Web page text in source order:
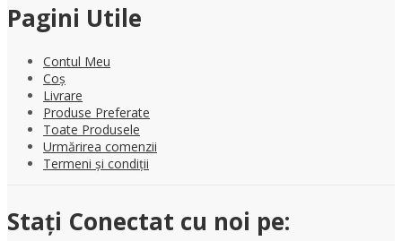
Pagini Utile
Contul Meu
Coș
Livrare
Produse Preferate
Toate Produsele
Urmărirea comenzii
Termeni și condiții
Stați Conectat cu noi pe: